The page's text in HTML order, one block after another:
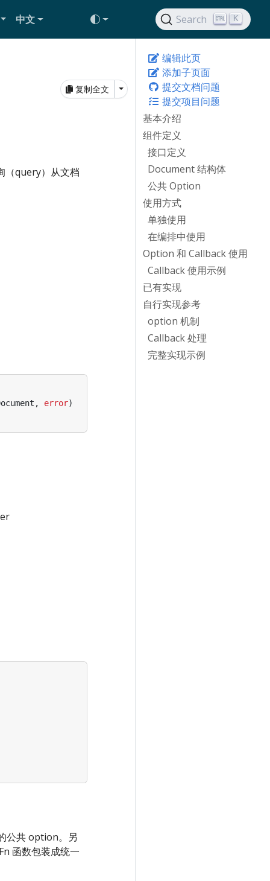
中文 Search K
编辑此页
添加子页面
提交文档问题
提交项目问题
基本介绍
组件定义
接口定义
Document 结构体
公共 Option
使用方式
单独使用
在编排中使用
Option 和 Callback 使用
Callback 使用示例
已有实现
自行实现参考
option 机制
Callback 处理
完整实现示例
复制全文 Toggle Dropdown
（query）从文档
, error)
公共 option。另
函数包装成统一